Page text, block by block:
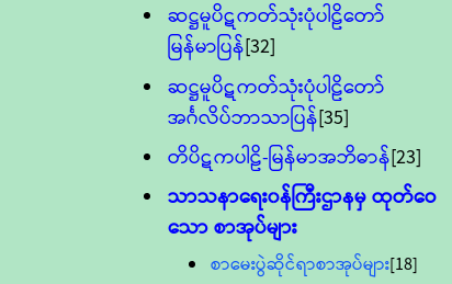
ဆဋ္ဌမူပိဋကတ်သုံးပုံပါဠိတော်
မြန်မာပြန်[32]
ဆဋ္ဌမူပိဋကတ်သုံးပုံပါဠိတော်
အင်္ဂလိပ်ဘာသာပြန်[35]
တိပိဋကပါဠိ-မြန်မာအဘိဓာန်[23]
သာသနာရေး၀န်ကြီးဌာနမှ ထုတ်ဝေ
သော စာအုပ်များ
စာမေးပွဲဆိုင်ရာစာအုပ်များ[18]